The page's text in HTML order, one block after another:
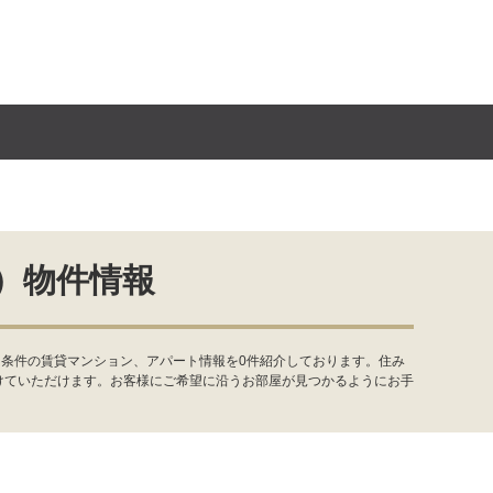
物件情報
件の賃貸マンション、アパート情報を0件紹介しております。住み
いただけます。お客様にご希望に沿うお部屋が見つかるようにお手